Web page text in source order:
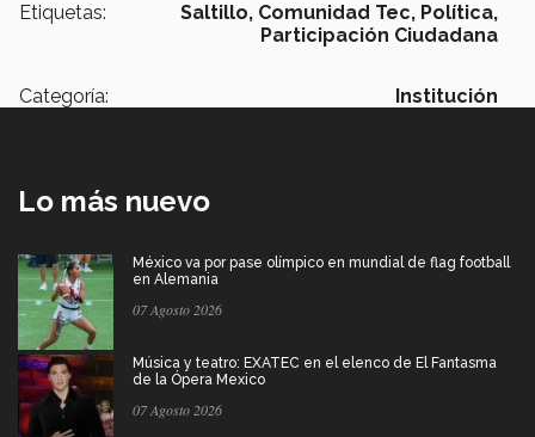
Etiquetas: Saltillo, Comunidad Tec, Política,
Participación Ciudadana
Categoría: Institución
Lo más nuevo
México va por pase olímpico en mundial de flag football
en Alemania
07 Agosto 2026
Música y teatro: EXATEC en el elenco de El Fantasma
de la Ópera Mexico
07 Agosto 2026